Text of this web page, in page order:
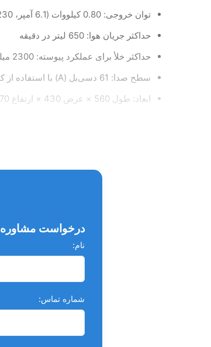
توان خروجی: 0.80 کیلووات (6.1 آمپر، 230 ولت، 50 هرتز)
حداکثر جریان هوا: 650 لیتر در دقیقه
حداکثر خلأ برای عملکرد پیوسته: 2300 میلی‌متر ستون آب (تقریباً 225 میلی‌بار)
سطح صدا: 61 دسی‌بل (A) با استفاده از کابین صداگیر
ابعاد: طول 560 × عرض 430 × ارتفاع 470 میلی‌متر
ویژگی‌های کلیدی:
مناسب برای دو یونیت دندانپزشکی
نگهداری آسان با قطعات مکانیکی و
قابلیت افزودن جداکننده آمالگام برای
درخواست مشاوره
نام:
شماره تماس: